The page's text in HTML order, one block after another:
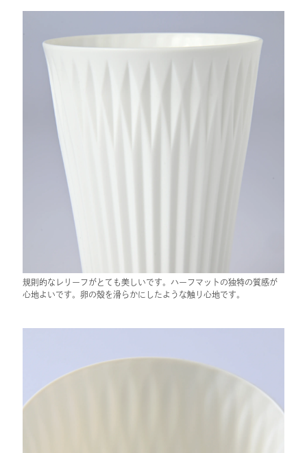
規則的なレリーフがとても美しいです。ハーフマットの独特の質感が
心地よいです。卵の殻を滑らかにしたような触り心地です。